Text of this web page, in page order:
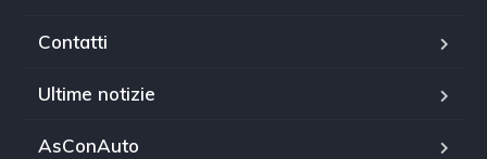
Contatti
Ultime notizie
AsConAuto